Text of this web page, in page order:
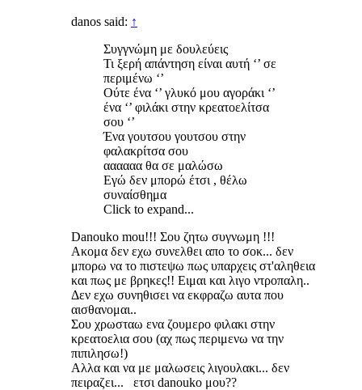
danos said: ↑
Συγγνώμη με δουλεύεις
Τι ξερή απάντηση είναι αυτή ‘’ σε
περιμένω ‘’
Ούτε ένα ‘’ γλυκό μου αγοράκι ‘’
ένα ‘’ φιλάκι στην κρεατοελίτσα
σου ‘’
Ένα γουτσου γουτσου στην
φαλακρίτσα σου
αααααα θα σε μαλώσω
Εγώ δεν μπορώ έτσι , θέλω
συναίσθημα
Click to expand...
Danouko mou!!! Σου ζητω συγνωμη !!!
Ακομα δεν εχω συνελθει απο το σοκ... δεν
μπορω να το πιστεψω πως υπαρχεις στ'αληθεια
και πως με βρηκες!! Ειμαι και λιγο ντροπαλη..
Δεν εχω συνηθισει να εκφραζω αυτα που
αισθανομαι..
Σου χρωσταω ενα ζουμερο φιλακι στην
κρεατοελια σου (αχ πως περιμενω να την
πιπιλησω!)
Αλλα και να με μαλωσεις λιγουλακι... δεν
πειραζει... ετσι danouko μου??